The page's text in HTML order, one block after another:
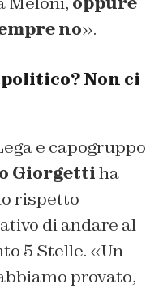
no».
Non ci
e capogruppo
Giorgettiha
rispetto
di andare al
5 Stelle. «Un
provato,